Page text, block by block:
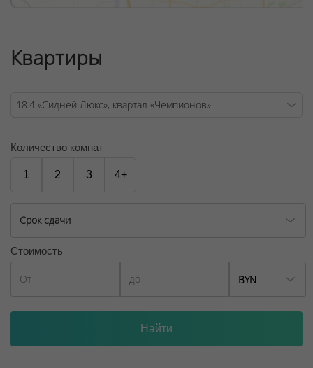
Квартиры
Количество комнат
1 2 3 4+
Срок сдачи
Стоимость
BYN